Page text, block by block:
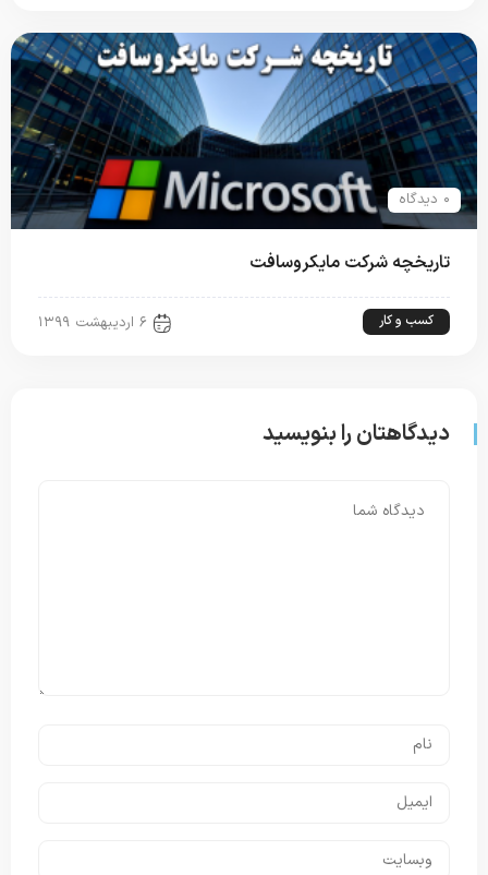
۰ دیدگاه
تاریخچه شرکت مایکروسافت
کسب و کار ۶ اردیبهشت ۱۳۹۹
دیدگاهتان را بنویسید